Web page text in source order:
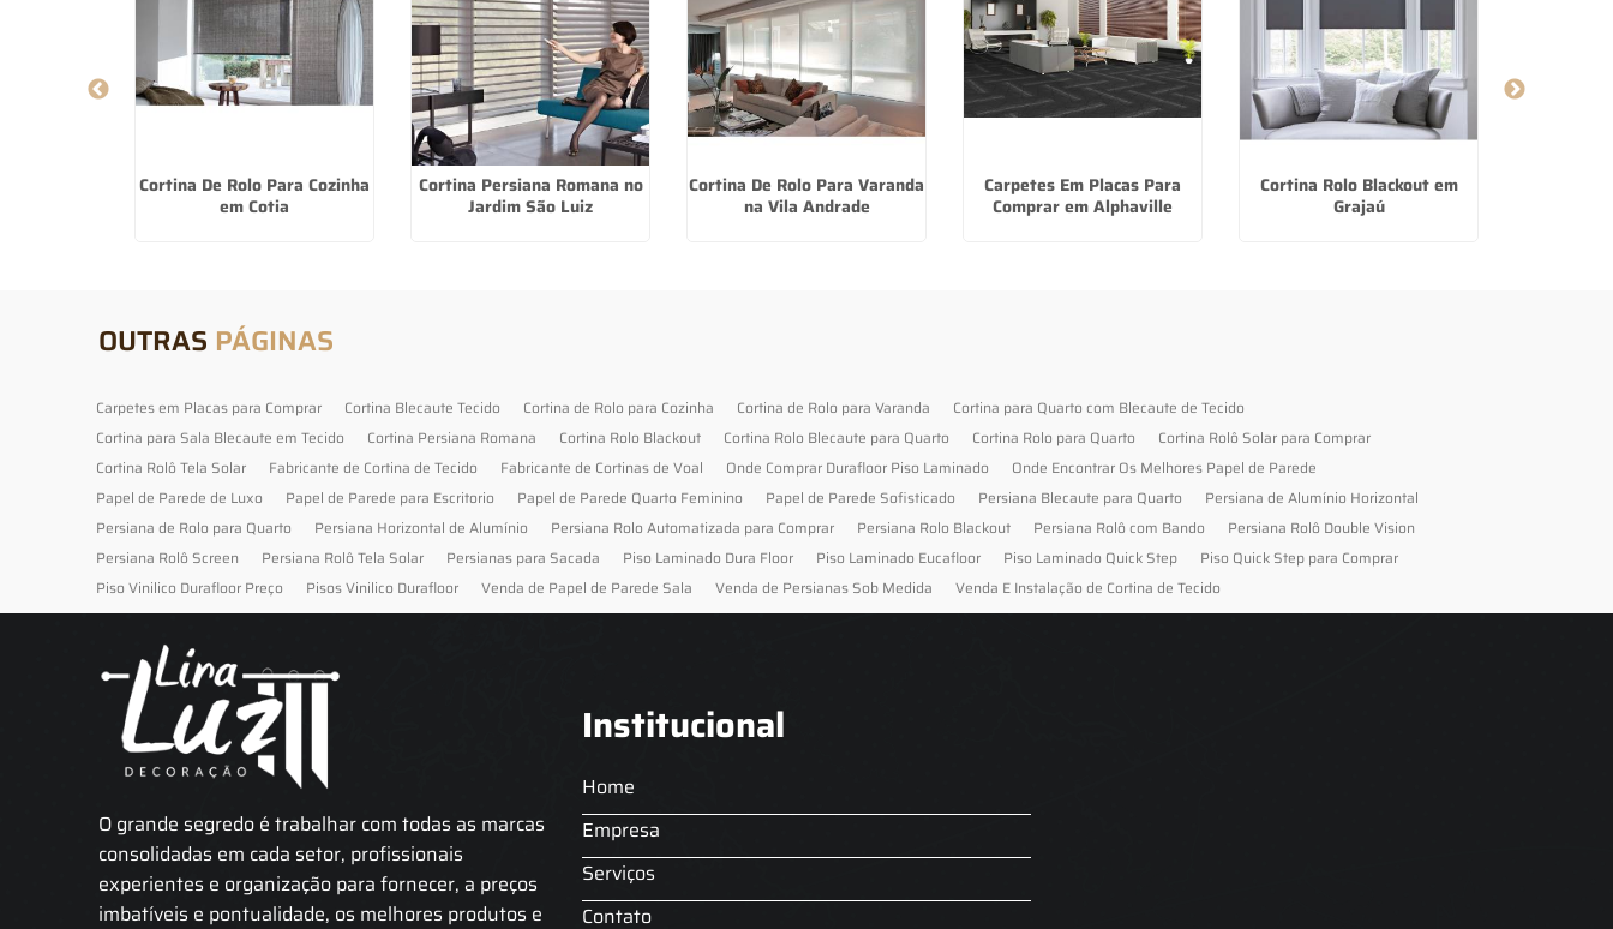
Cortina De Rolo Para Cozinha
em Cotia
Cortina Persiana Romana no
Jardim São Luiz
Cortina De Rolo Para Varanda
na Vila Andrade
Carpetes Em Placas Para
Comprar em Alphaville
Cortina Rolo Blackout em
Grajaú
OUTRAS PÁGINAS
Carpetes em Placas para Comprar Cortina Blecaute Tecido Cortina de Rolo para Cozinha Cortina de Rolo para Varanda
Cortina para Quarto com Blecaute de Tecido
Cortina para Sala Blecaute em Tecido
Cortina Persiana Romana Cortina Rolo Blackout Cortina Rolo Blecaute para Quarto Cortina Rolo para Quarto
Cortina Rolô Solar para Comprar
Cortina Rolô Tela Solar
Fabricante de Cortina de Tecido Fabricante de Cortinas de Voal Onde Comprar Durafloor Piso Laminado
Onde Encontrar Os Melhores Papel de Parede
Papel de Parede de Luxo
Papel de Parede para Escritorio Papel de Parede Quarto Feminino Papel de Parede Sofisticado Persiana Blecaute para Quarto
Persiana de Alumínio Horizontal
Persiana de Rolo para Quarto
Persiana Horizontal de Alumínio Persiana Rolo Automatizada para Comprar Persiana Rolo Blackout Persiana Rolô com Bando
Persiana Rolô Double Vision
Persiana Rolô Screen
Persiana Rolô Tela Solar Persianas para Sacada Piso Laminado Dura Floor Piso Laminado Eucafloor Piso Laminado Quick Step
Piso Quick Step para Comprar
Piso Vinilico Durafloor Preço
Pisos Vinilico Durafloor Venda de Papel de Parede Sala Venda de Persianas Sob Medida Venda E Instalação de Cortina de Tecido
O grande segredo é trabalhar com todas as marcas
consolidadas em cada setor, profissionais
experientes e organização para fornecer, a preços
imbatíveis e pontualidade, os melhores produtos e
Institucional
Home
Empresa
Serviços
Contato